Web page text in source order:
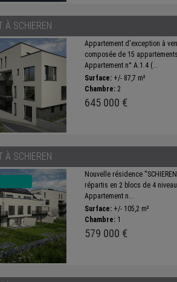
À SCHIEREN
Appartement d'exception à
composée de 15
Appartement n° A.1.4 (...
Surface: +/- 87,7 m²
Chambre: 2
645 000 €
À SCHIEREN
Nouvelle résidence
répartis en 2 blocs de 4
Appartement n...
Surface: +/- 105,2 m²
Chambre: 1
579 000 €